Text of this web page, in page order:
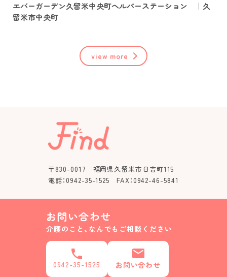
エバーガーデン久留米中央町ヘルパーステーション ｜久
留米市中央町
view more
〒830-0017 福岡県久留米市日吉町115
電話：0942-35-1525 FAX：0942-46-5841
お問い合わせ
介護のこと、なんでもご相談ください
0942-35-1525 お問い合わせ